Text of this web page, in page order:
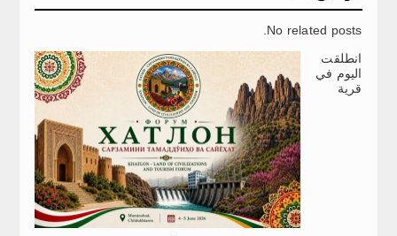
No related posts.
انطلقت
اليوم في
قرية